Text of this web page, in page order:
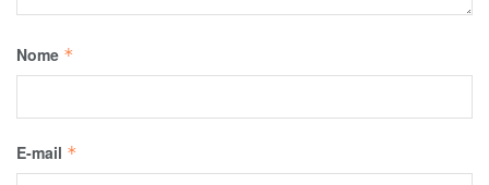
Nome *
E-mail *